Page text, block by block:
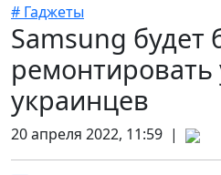
# Гаджеты
Samsung будет
ремонтировать
украинцев
20 апреля 2022, 11:59 |